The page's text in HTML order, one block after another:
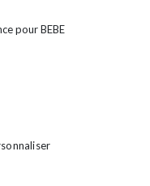
pour BEBE